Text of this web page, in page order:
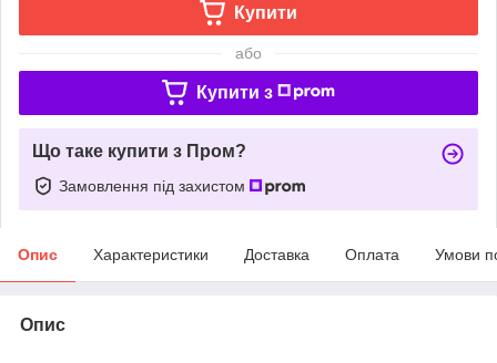
Купити
або
Купити з
Що таке купити з Пром?
Замовлення під захистом
Опис Характеристики Доставка Оплата Умови
Опис